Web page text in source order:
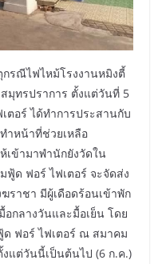
รณีไฟไหม้โรงงานหมิงตี้
มุทรปราการ ตั้งแต่วันที่ 5
ตอร์ ได้ทำการประสานกับ
ำหน้าที่ช่วยเหลือ
ข้ามาพำนักยังวัดใน
ด ฟอร์ ไฟเตอร์ จะจัดส่ง
ราชา มีผู้เดือดร้อนเข้าพัก
กลางวันและมื้อเย็น โดย
ด ฟอร์ ไฟเตอร์ ณ สมาคม
แต่วันนี้เป็นต้นไป (6 ก.ค.)